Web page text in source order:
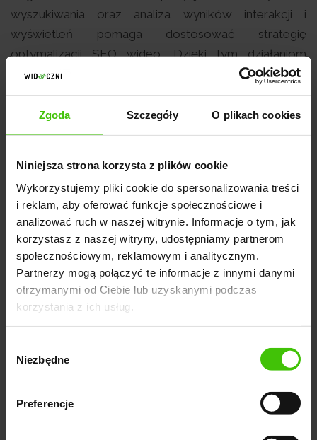
Zgoda Szczegóły O plikach cookies
Niniejsza strona korzysta z plików cookie
Wykorzystujemy pliki cookie do spersonalizowania treści
i reklam, aby oferować funkcje społecznościowe i
analizować ruch w naszej witrynie. Informacje o tym, jak
korzystasz z naszej witryny, udostępniamy partnerom
społecznościowym, reklamowym i analitycznym.
Partnerzy mogą połączyć te informacje z innymi danymi
otrzymanymi od Ciebie lub uzyskanymi podczas
korzystania z ich usług.
zgody
Niezbędne
Preferencje
wyszukiwania oraz analiza wyników interakcji i
wyświetleń pomaga dostosować strategię
optymalizacji SEO wideo. Dzięki tym działaniom
można reagować na zmieniające się trendy oraz
dostosować treści do preferencji odbiorców.
Podsumowanie
Optymalizacja SEO wideo jest procesem
wymagającym uwzględnienia wielu czynników,
zarówno technicznych, jak i treściowych. Dzięki
odpowiednim modyfikacjom w treści wideo, meta-
danych, transkrypcjom czy promocji na różnych
platformach, możliwe jest osiągnięcie lepszej
widoczności i osiągów treści wideo w środowisku
online. Wartościowe treści, dostosowane do
preferencji odbiorców i algorytmów wyszukiwarek,
stanowią klucz do sukcesu w dzisiejszym